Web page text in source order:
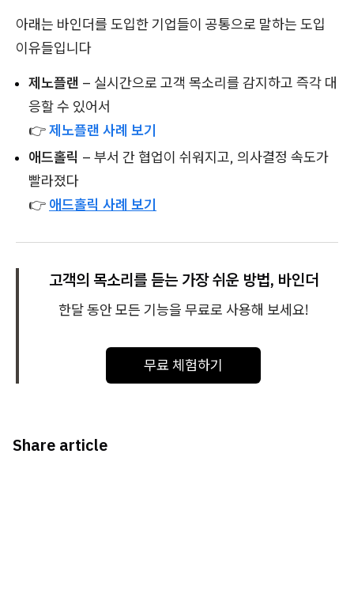
아래는 바인더를 도입한 기업들이 공통으로 말하는 도입
이유들입니다
제노플랜 – 실시간으로 고객 목소리를 감지하고 즉각 대
응할 수 있어서
👉제노플랜 사례 보기
애드홀릭 – 부서 간 협업이 쉬워지고, 의사결정 속도가
빨라졌다
👉 애드홀릭 사례 보기
고객의 목소리를 듣는 가장 쉬운 방법, 바인더
한달 동안 모든 기능을 무료로 사용해 보세요!
무료 체험하기
Share article